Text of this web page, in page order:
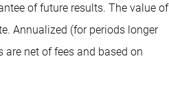
of future results. The value of
Annualized (for periods longer
are net of fees and based on